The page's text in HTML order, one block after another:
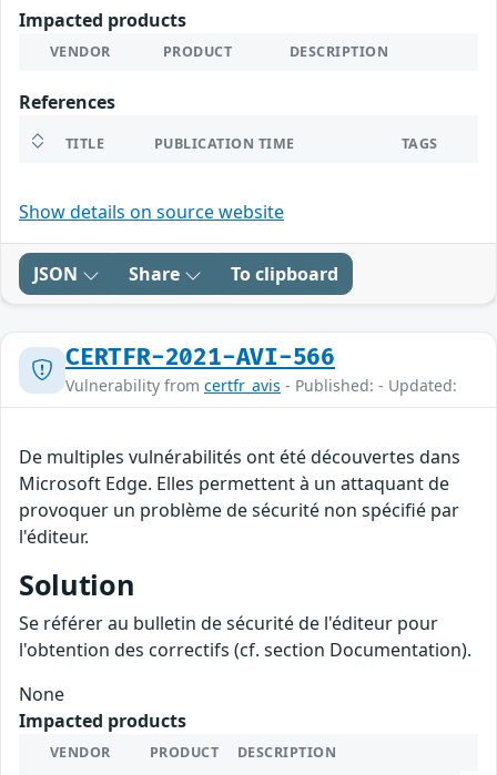
Impacted products
VENDOR PRODUCT DESCRIPTION
References
TITLE PUBLICATION TIME TAGS
Show details on source website
JSON Share To clipboard
CERTFR-2021-AVI-566
Vulnerability from certfr_avis - Published: - Updated:
De multiples vulnérabilités ont été découvertes dans
Microsoft Edge. Elles permettent à un attaquant de
provoquer un problème de sécurité non spécifié par
l'éditeur.
Solution
Se référer au bulletin de sécurité de l'éditeur pour
l'obtention des correctifs (cf. section Documentation).
None
Impacted products
VENDOR PRODUCT DESCRIPTION